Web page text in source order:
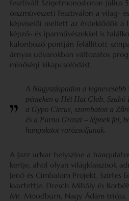
fesztivált Szigetmonostoron július
összművészeti fesztiválon a világ-
képviselői mellett az érdeklődők a
képző- és iparművészekkel is
különböző pontján felállított
árnyas udvarokban változatos
minőségi kikapcsolódást.
A Nagyszínpadon a
pénteken a Hét Hat Club,
a Gypo Circus, szombaton a
és a Parno Graszt – lépnek fel,
hangulatot varázsoljanak.
A Jazz udvar helyszíne a
kertje, ahol olyan világklasszisok
Jenő és Cimbalom Projekt, Szirtes
kvartettje, Dresch Mihály és
Mr. Moodburn, Nagy Ádám triója,